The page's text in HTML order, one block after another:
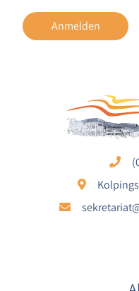
Anmelden
Anbieter:
YouTube
YouTube dienen
Analysen zur